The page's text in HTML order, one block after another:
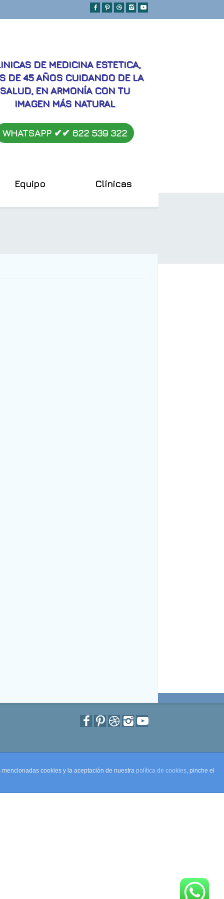
DE MEDICINA ESTETICA,
DE 45 AÑOS CUIDANDO DE LA
SALUD, EN ARMONÍA CON TU
IMAGEN MÁS NATURAL
WHATSAPP ✔︎✔︎ 622 539 322
Equipo Clínicas
cookies y la aceptación de nuestra política de cookies, pinche el